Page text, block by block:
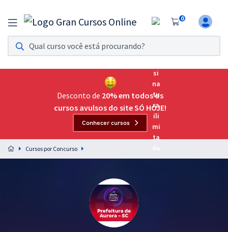
0
Assinatura Ilimitada 11
Acesso a todos os cursos. Teste grátis por 7 dias!
Assinatura OAB Até Passar
Acesso ilimitado a toda preparação para o Exame da
Preparação completa e intensiva para as principais
residências em saúde do Brasil
Desconto de 20% em todos os
cursos avulsos do site SÓ HOJE!
Conhecer cursos
Cursos por Concurso